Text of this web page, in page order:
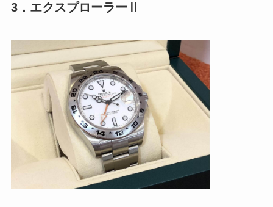
3．エクスプローラーⅡ